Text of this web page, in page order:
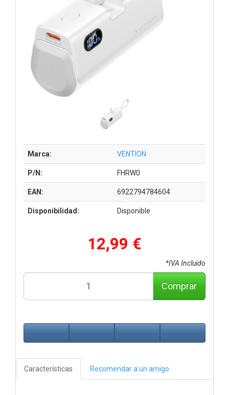
Marca: VENTION
P/N: FHRW0
EAN: 6922794784604
Disponibilidad: Disponible
12,99 €
*IVA Incluido
Comprar
Características Recomendar a un amigo